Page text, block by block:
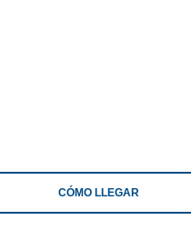
CÓMO LLEGAR